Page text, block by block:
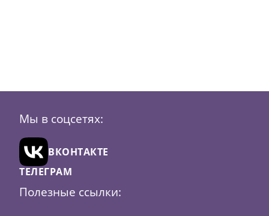
Мы в соцсетях:
ВКОНТАКТЕ
ТЕЛЕГРАМ
Полезные ссылки: